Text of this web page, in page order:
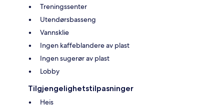
Treningssenter
Utendørsbasseng
Vannsklie
Ingen kaffeblandere av plast
Ingen sugerør av plast
Lobby
Tilgjengelighetstilpasninger
Heis